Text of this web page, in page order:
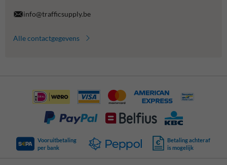
info@trafficsupply.be
Alle contactgegevens
Vooruitbetaling
per bank
Betaling achteraf
is mogelijk